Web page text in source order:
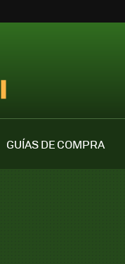
GUÍAS DE COMPRA